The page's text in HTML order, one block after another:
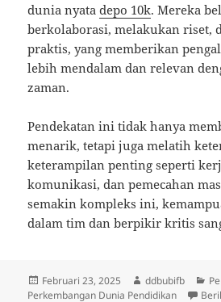
dunia nyatadepo 10k. Mereka
berkolaborasi, melakukan riset,
praktis, yang memberikan
lebih mendalam dan relevan
zaman.
Pendekatan ini tidak hanya
menarik, tetapi juga melatih
keterampilan penting seperti
komunikasi, dan pemecahan
semakin kompleks ini,
dalam tim dan berpikir kritis
Diposkan
pada
Februari 23, 2025 Penulis
ddbubifb
Perkembangan Dunia Pendidikan